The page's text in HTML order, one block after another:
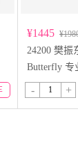
¥1445
24200 樊振
Butterfly 专
- +